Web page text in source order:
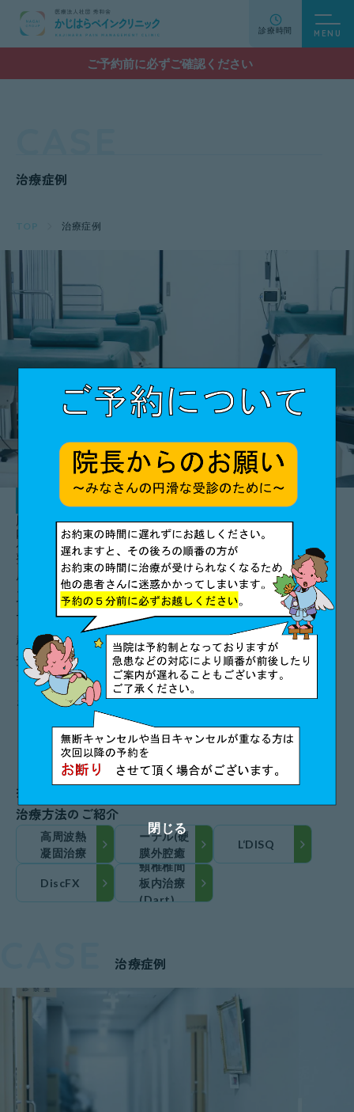
診療時間
ご予約前に必ずご確認ください
治療症例
TOP 治療症例
診療科
麻酔科
内科
ペインクリニック科
整形外科
肩こりや頭痛などといったものから、頚椎症、帯状疱疹、三
叉神経痛、癌性疼痛の緩和に至るまですべての痛みに対応し
ています。
超音波装置(エコー)や、隣接の永井整形外科でのMRIやCT検
査等の先進の医療機器を完備。「薬物療法」の他「神経ブロ
ック注射」「透視下ブロック」「高周波熱凝固」などの治療
を、より安全で確実に行うための設備が整っています。
METHOD
担が少ない
治療方法のご紹介
高周波熱
凝固治療
Raczカテ
ーテル(硬
膜外腔癒
着剥離術)
L‘DISQ
DiscFX
頸椎椎間
板内治療
(Dart)
治療症例
閉じる